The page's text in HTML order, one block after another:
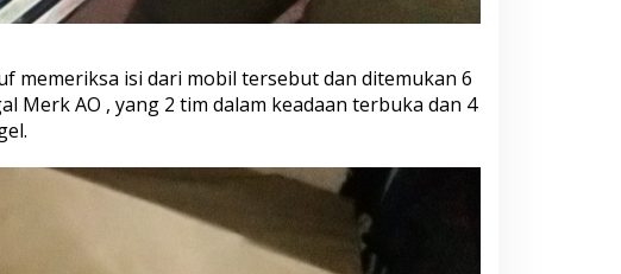
memeriksa isi dari mobil tersebut dan ditemukan 6
Merk AO , yang 2 tim dalam keadaan terbuka dan 4